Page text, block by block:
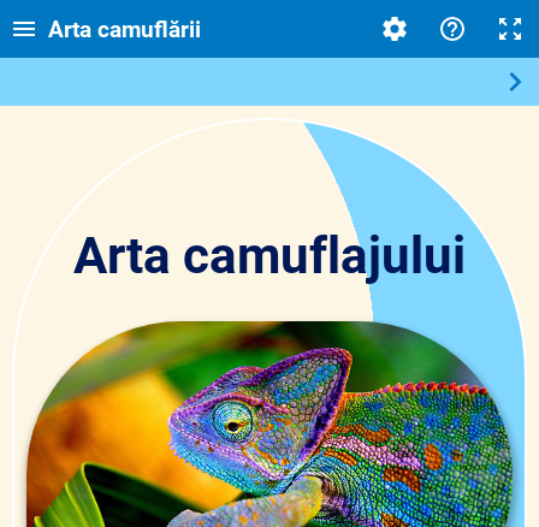
Arta camuflării
Arta camuflajului